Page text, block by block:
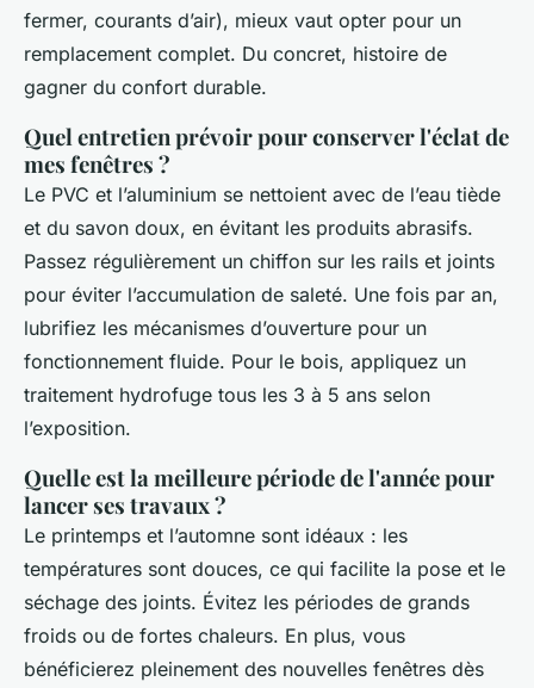
fermer, courants d’air), mieux vaut opter pour un
remplacement complet. Du concret, histoire de
gagner du confort durable.
Quel entretien prévoir pour conserver l'éclat de
mes fenêtres ?
Le PVC et l’aluminium se nettoient avec de l’eau tiède
et du savon doux, en évitant les produits abrasifs.
Passez régulièrement un chiffon sur les rails et joints
pour éviter l’accumulation de saleté. Une fois par an,
lubrifiez les mécanismes d’ouverture pour un
fonctionnement fluide. Pour le bois, appliquez un
traitement hydrofuge tous les 3 à 5 ans selon
l’exposition.
Quelle est la meilleure période de l'année pour
lancer ses travaux ?
Le printemps et l’automne sont idéaux : les
températures sont douces, ce qui facilite la pose et le
séchage des joints. Évitez les périodes de grands
froids ou de fortes chaleurs. En plus, vous
bénéficierez pleinement des nouvelles fenêtres dès